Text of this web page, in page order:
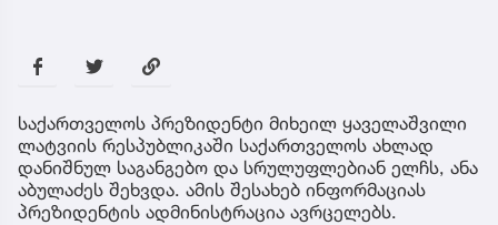
საქართველოს პრეზიდენტი მიხეილ ყაველაშვილი
ლატვიის რესპუბლიკაში საქართველოს ახლად
დანიშნულ საგანგებო და სრულუფლებიან ელჩს, ანა
აბულაძეს შეხვდა. ამის შესახებ ინფორმაციას
პრეზიდენტის ადმინისტრაცია ავრცელებს.